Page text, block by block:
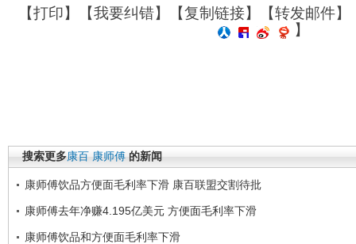
【打印】【我要纠错】【复制链接】【转发邮件】
】
搜索更多康百 康师傅 的新闻
康师傅饮品方便面毛利率下滑 康百联盟交割待批
康师傅去年净赚4.195亿美元 方便面毛利率下滑
康师傅饮品和方便面毛利率下滑